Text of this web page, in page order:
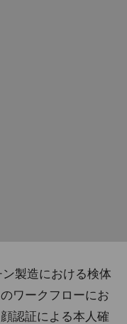
製造における検体
ワークフローにお
認証による本人確